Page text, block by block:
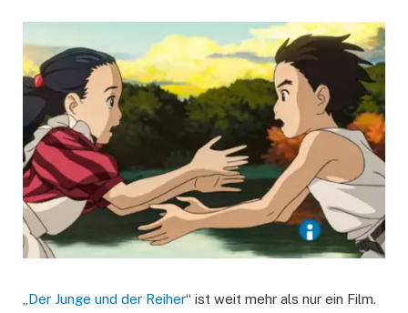
Der Junge und der Reiher“ ist weit mehr als nur ein Film.